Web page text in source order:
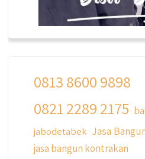
qyusipersada
3
Siapa yang udah masuk
dan Renovasi rumah
0813 8600 9898
0821 2289 2175
jabodetabek Jasa
jasa bangun kontrakan